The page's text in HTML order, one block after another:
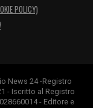
POLICY)
News 24 -Registro
- Iscritto al Registro
- Editore e